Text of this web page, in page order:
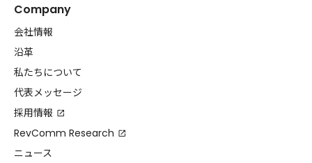
Company
会社情報
沿革
私たちについて
代表メッセージ
採用情報
RevComm Research
ニュース